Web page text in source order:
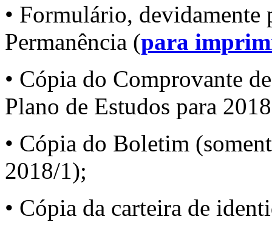
• Formulário, devidamente
Permanência (para
• Cópia do Comprovante
Plano de Estudos para
• Cópia do Boletim
2018/1);
• Cópia da carteira de